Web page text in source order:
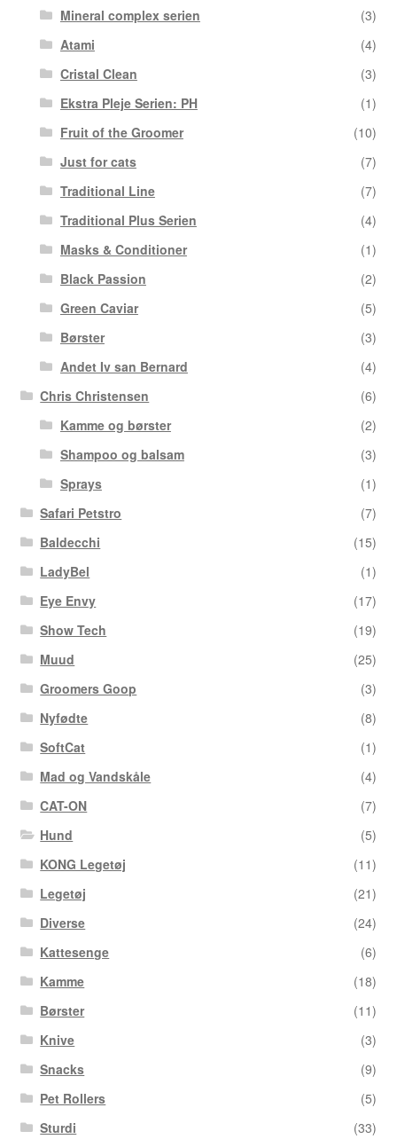
Mineral complex serien
(3)
Atami
(4)
Cristal Clean
(3)
Ekstra Pleje Serien: PH
(1)
Fruit of the Groomer
(10)
Just for cats
(7)
Traditional Line
(7)
Traditional Plus Serien
(4)
Masks & Conditioner
(1)
Black Passion
(2)
Green Caviar
(5)
Børster
(3)
Andet Iv san Bernard
(4)
Chris Christensen
(6)
Kamme og børster
(2)
Shampoo og balsam
(3)
Sprays
(1)
Safari Petstro
(7)
Baldecchi
(15)
LadyBel
(1)
Eye Envy
(17)
Show Tech
(19)
Muud
(25)
Groomers Goop
(3)
Nyfødte
(8)
SoftCat
(1)
Mad og Vandskåle
(4)
CAT-ON
(7)
Hund
(5)
KONG Legetøj
(11)
Legetøj
(21)
Diverse
(24)
Kattesenge
(6)
Kamme
(18)
Børster
(11)
Knive
(3)
Snacks
(9)
Pet Rollers
(5)
Sturdi
(33)